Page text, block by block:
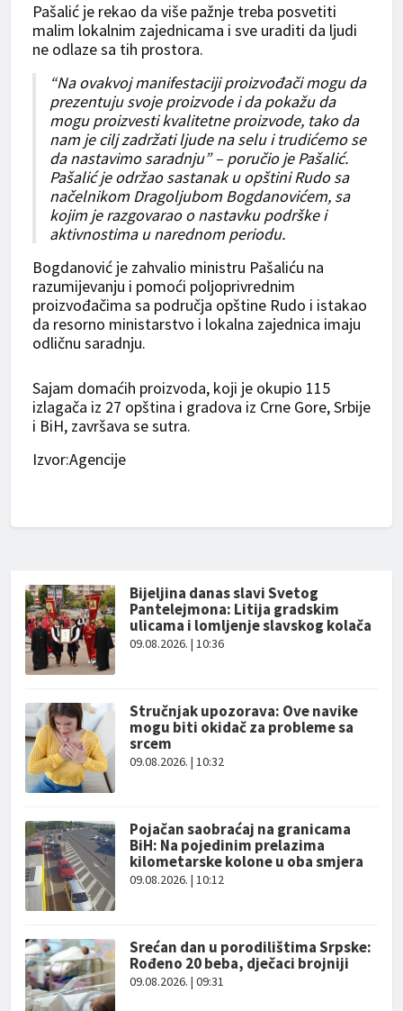
Pašalić je rekao da više pažnje treba posvetiti
malim lokalnim zajednicama i sve uraditi da ljudi
ne odlaze sa tih prostora.
“Na ovakvoj manifestaciji proizvođači mogu da
prezentuju svoje proizvode i da pokažu da
mogu proizvesti kvalitetne proizvode, tako da
nam je cilj zadržati ljude na selu i trudićemo se
da nastavimo saradnju” – poručio je Pašalić.
Pašalić je održao sastanak u opštini Rudo sa
načelnikom Dragoljubom Bogdanovićem, sa
kojim je razgovarao o nastavku podrške i
aktivnostima u narednom periodu.
Bogdanović je zahvalio ministru Pašaliću na
razumijevanju i pomoći poljoprivrednim
proizvođačima sa područja opštine Rudo i istakao
da resorno ministarstvo i lokalna zajednica imaju
odličnu saradnju.
Sajam domaćih proizvoda, koji je okupio 115
izlagača iz 27 opština i gradova iz Crne Gore, Srbije
i BiH, završava se sutra.
Izvor:Agencije
Bijeljina danas slavi Svetog
Pantelejmona: Litija gradskim
ulicama i lomljenje slavskog kolača
09.08.2026. | 10:36
Stručnjak upozorava: Ove navike
mogu biti okidač za probleme sa
srcem
09.08.2026. | 10:32
Pojačan saobraćaj na granicama
BiH: Na pojedinim prelazima
kilometarske kolone u oba smjera
09.08.2026. | 10:12
Srećan dan u porodilištima Srpske:
Rođeno 20 beba, dječaci brojniji
09.08.2026. | 09:31